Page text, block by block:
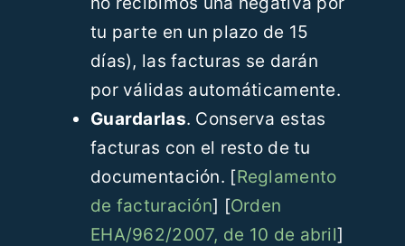
tu parte en un plazo de 15
días), las facturas se darán
por válidas automáticamente.
Guardarlas. Conserva estas
facturas con el resto de tu
documentación. [Reglamento
de facturación] [Orden
EHA/962/2007, de 10 de abril]